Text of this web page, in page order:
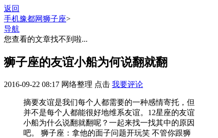
返回
手机豫都网狮子座>
导航
您查看的文章找不到啦...
狮子座的友谊小船为何说翻就翻
2016-09-22 08:17 网络整理 点击 我要评论
摘要友谊是我们每个人都需要的一种感情寄托，但
并不是每个人都能很好地维系友谊。12星座的友谊
小船为什么说翻就翻呢？一起来找一找其中的原因
吧。 狮子座：拿他的面子问题开玩笑 不管你跟狮